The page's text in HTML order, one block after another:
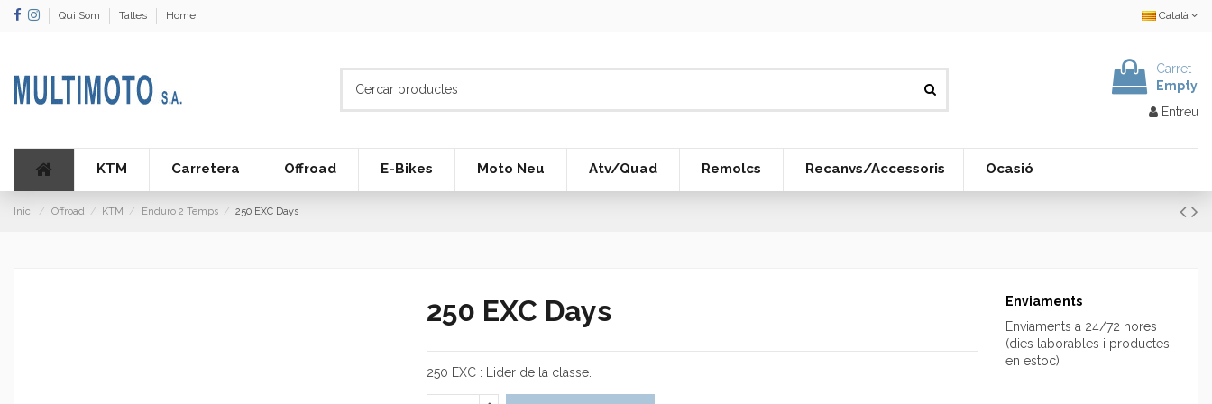
Qui Som Talles Home Català
Carret
Empty
Entreu
KTM Carretera Offroad E-Bikes Moto Neu Atv/Quad Remolcs Recanvs/Accessoris Ocasió
Inici Offroad KTM Enduro 2 Temps 250 EXC Days
250 EXC Days
250 EXC : Lider de la classe.
Enviaments
Enviaments a 24/72 hores
(dies laborables i productes
en estoc)